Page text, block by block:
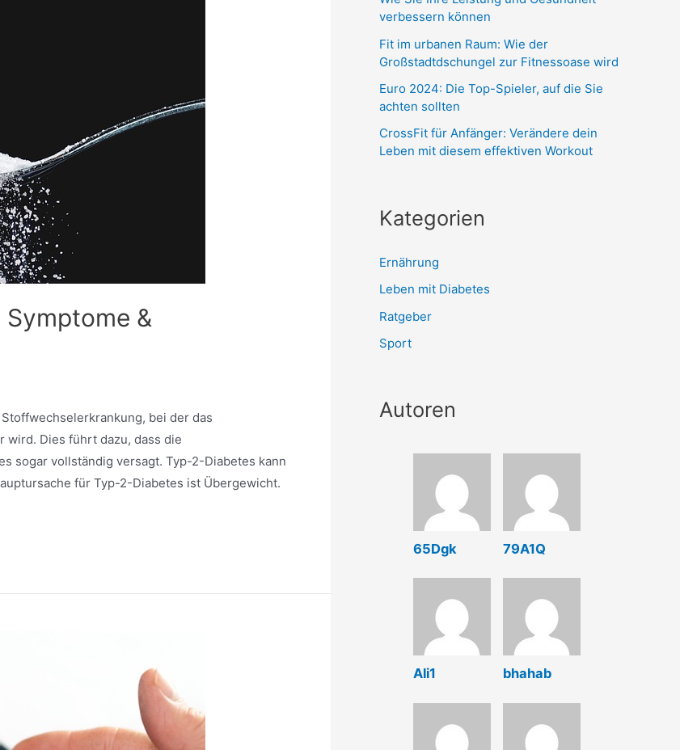
&
bei der das
wird. Dies führt dazu, dass die
sogar vollständig versagt. Typ-2-Diabetes kann
für Typ-2-Diabetes ist Übergewicht.
verbessern können
Fit im urbanen Raum: Wie der
Großstadtdschungel zur Fitnessoase wird
Euro 2024: Die Top-Spieler, auf die Sie
achten sollten
CrossFit für Anfänger: Verändere dein
Leben mit diesem effektiven Workout
Kategorien
Ernährung
Leben mit Diabetes
Ratgeber
Sport
Autoren
65Dgk 79A1Q
Ali1 bhahab